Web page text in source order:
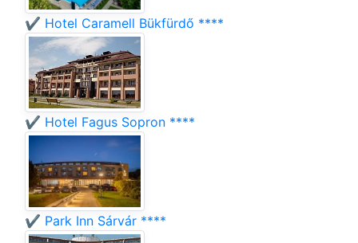
✔️ Hotel Caramell Bükfürdő ****
✔️ Hotel Fagus Sopron ****
✔️ Park Inn Sárvár ****